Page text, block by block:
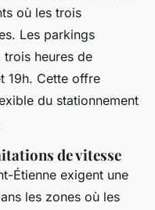
où les trois
Les parkings
heures de
19h. Cette offre
du stationnement
de vitesse
Étienne exigent une
les zones où les